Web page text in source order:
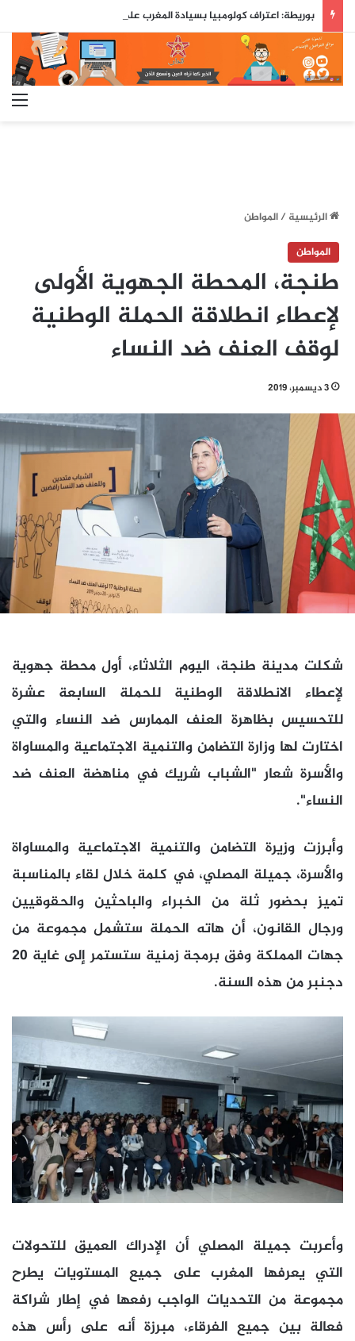
الرئيسية/المواطن
المواطن
طنجة، المحطة الجهوية الأولى
لإعطاء انطلاقة الحملة الوطنية
لوقف العنف ضد النساء
3 ديسمبر، 2019
شكلت مدينة طنجة، اليوم الثلاثاء، أول محطة جهوية
لإعطاء الانطلاقة الوطنية للحملة السابعة عشرة
للتحسيس بظاهرة العنف الممارس ضد النساء والتي
اختارت لها وزارة التضامن والتنمية الاجتماعية والمساواة
والأسرة شعار "الشباب شريك في مناهضة العنف ضد
النساء".
وأبرزت وزيرة التضامن والتنمية الاجتماعية والمساواة
والأسرة، جميلة المصلي، في كلمة خلال لقاء بالمناسبة
تميز بحضور ثلة من الخبراء والباحثين والحقوقيين
ورجال القانون، أن هاته الحملة ستشمل مجموعة من
جهات المملكة وفق برمجة زمنية ستستمر إلى غاية 20
دجنبر من هذه السنة.
وأعربت جميلة المصلي أن الإدراك العميق للتحولات
التي يعرفها المغرب على جميع المستويات يطرح
مجموعة من التحديات الواجب رفعها في إطار شراكة
فعالة بين جميع الفرقاء، مبرزة أنه على رأس هذه